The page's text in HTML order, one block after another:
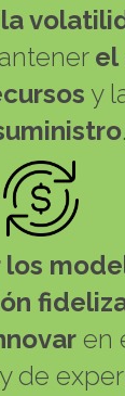
la
el
y
.
los
en
de